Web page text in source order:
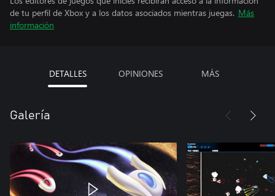
de tu perfil de Xbox y a los datos asociados mientras juegas. Más
información
DETALLES OPINIONES MÁS
Galería